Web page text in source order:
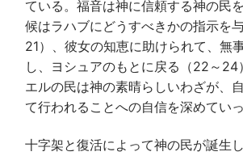
ている。福音は神に信頼する神の民
候はラハブにどうすべきかの指示を
21）、彼女の知恵に助けられて、無
し、ヨシュアのもとに戻る（22～24
エルの民は神の素晴らしいわざが、
て行われることへの自信を深めていっ
十字架と復活によって神の民が誕生